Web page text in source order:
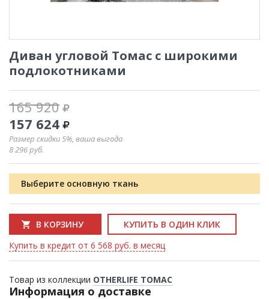
Диван угловой Томас с широкими
подлокотниками
165 920
157 624
Размер скидки 5%, ваша выгода
8 296руб.
Выберите основную ткань
В КОРЗИНУ
КУПИТЬ В ОДИН КЛИК
Купить в кредит от 6 568 руб. в месяц
Товар из коллекции OTHERLIFE ТОМАС
Информация о доставке